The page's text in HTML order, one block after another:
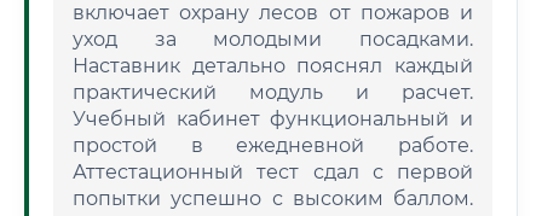
включает охрану лесов от пожаров и
уход за молодыми посадками.
Наставник детально пояснял каждый
практический модуль и расчет.
Учебный кабинет функциональный и
простой в ежедневной работе.
Аттестационный тест сдал с первой
попытки успешно с высоким баллом.